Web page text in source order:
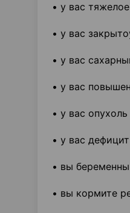
• у вас
• у вас
• у вас
• у вас
• у вас
• у вас
• вы
• вы кормите